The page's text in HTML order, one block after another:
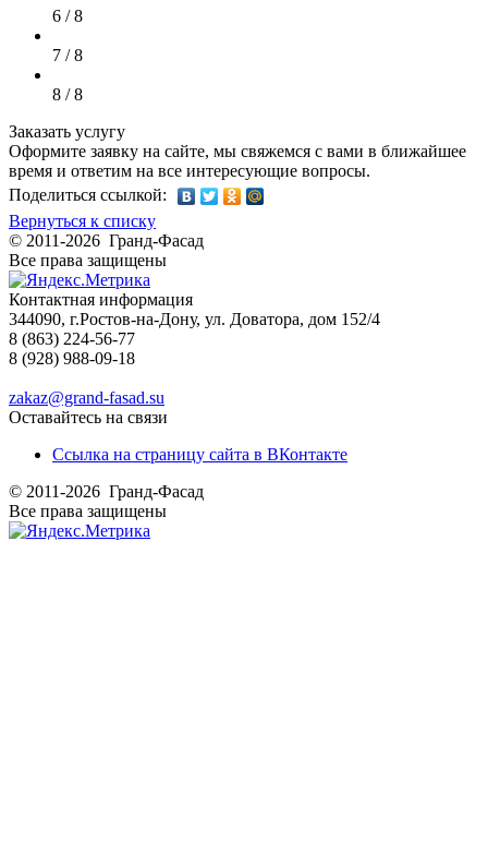
6 / 8
7 / 8
8 / 8
Заказать услугу
Оформите заявку на сайте, мы свяжемся с вами в ближайшее
время и ответим на все интересующие вопросы.
Поделиться ссылкой:
Вернуться к списку
© 2011-2026 Гранд-Фасад
Все права защищены
Контактная информация
344090, г.Ростов-на-Дону, ул. Доватора, дом 152/4
8 (863) 224-56-77
8 (928) 988-09-18
zakaz@grand-fasad.su
Оставайтесь на связи
Ссылка на страницу сайта в ВКонтакте
© 2011-2026 Гранд-Фасад
Все права защищены